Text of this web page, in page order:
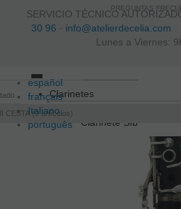
SERVICIO TÉCNICO
30 96 · info@atelierdecelia.com
Lunes a Viernes:
español
français
Italiano
português
CESTA 0artículos
Toggle
navigation
Clarinetes
Clarinete SIb
PREGUNTAS